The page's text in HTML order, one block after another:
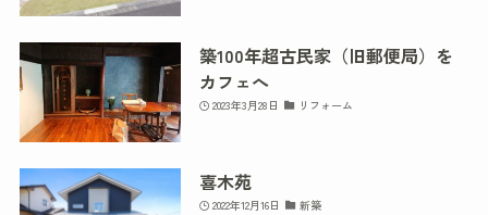
築100年超古民家（旧郵便局）を
カフェへ
2023年3月28日 リフォーム
喜木苑
2022年12月16日 新築